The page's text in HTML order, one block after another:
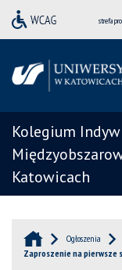
strefa
Kolegium
Katowicach
Ogłoszenia
Zaproszenie na pierwsze